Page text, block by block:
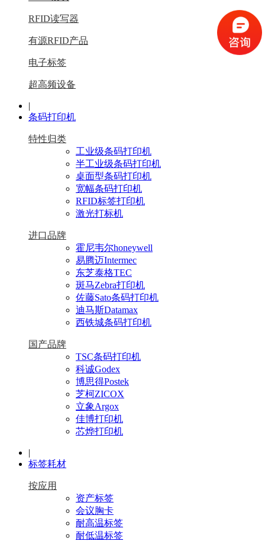
RFID读写器
有源RFID产品
电子标签
超高频设备
|
条码打印机
特性归类
工业级条码打印机
半工业级条码打印机
桌面型条码打印机
宽幅条码打印机
RFID标签打印机
激光打标机
进口品牌
霍尼韦尔honeywell
易腾迈Intermec
东芝泰格TEC
斑马Zebra打印机
佐藤Sato条码打印机
迪马斯Datamax
西铁城条码打印机
国产品牌
TSC条码打印机
科诚Godex
博思得Postek
芝柯ZICOX
立象Argox
佳博打印机
芯烨打印机
|
标签耗材
按应用
资产标签
会议胸卡
耐高温标签
耐低温标签